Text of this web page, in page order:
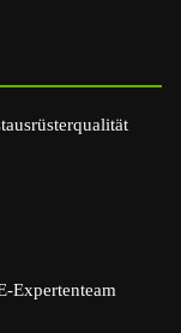
Expertenteam